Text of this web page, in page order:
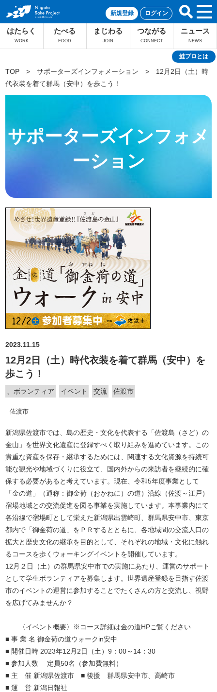
新規登録 ログイン
はたらく
WORK
たべる
FOOD
まじわる
JOIN
つながる
CONNECT
ニュース
NEWS
鮭プロとは
TOP >サポーターズインフォメーション > 12月2日（土）時
代衣装を着て群馬（安中）を歩こう！
サポーターズインフォメ
ーション
2023.11.15
12月2日（土）時代衣装を着て群馬（安中）を
歩こう！
、ボランティア イベント 交流 佐渡市
佐渡市
新潟県佐渡市では、島の歴史・文化を代表する「佐渡島（さど）の
金山」を世界文化遺産に登録すべく取り組みを進めています。この
貴重な資産を保存・継承するためには、関連する文化資源を持続可
能な観光や地域づくりに役立て、国内外からの来訪者を継続的に確
保する必要があると考えています。現在、令和5年度事業として
「金の道」（通称：御金荷（おかねに）の道）沿線（佐渡～江戸）
宿場地域との交流促進を図る事業を実施しています。本事業内にて
各沿線で宿場町として栄えた新潟県出雲崎町、群馬県安中市、東京
都内で「御金荷の道」をＰＲするとともに、各地域間の交流人口の
拡大と歴史文化の継承を目的として、それぞれの地域・文化に触れ
るコースを歩くウォーキングイベントを開催しています。
12月２日（土）の群馬県安中市での実施にあたり、運営のサポート
として学生ボランティアを募集します。世界遺産登録を目指す佐渡
市のイベントの運営に参加することでたくさんの方と交流し、視野
を広げてみませんか？
〈イベント概要〉※コース詳細は金の道HPご覧ください
■ 事 業 名 御金荷の道ウォークin安中
■ 開催日時 2023年12月2日（土）9：00～14：30
■ 参加人数 定員50名（参加費無料）
■ 主 催 新潟県佐渡市 ■ 後援 群馬県安中市、高崎市
■ 運 営 新潟日報社